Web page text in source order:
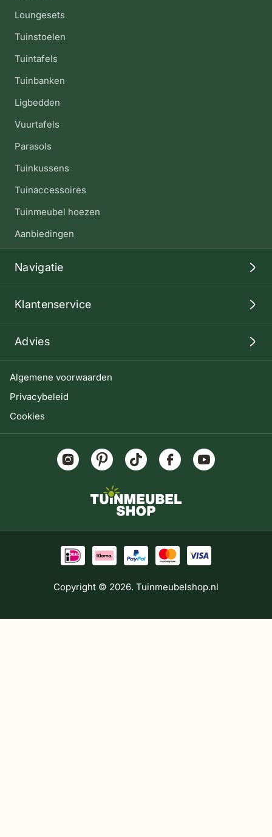
Algemene voorwaarden
Privacybeleid
Cookies
Loungesets
Tuinstoelen
Tuintafels
Tuinbanken
Ligbedden
Vuurtafels
Parasols
Tuinkussens
Tuinaccessoires
Tuinmeubel hoezen
Aanbiedingen
Navigatie
Klantenservice
Advies
Copyright © 2026. Tuinmeubelshop.nl